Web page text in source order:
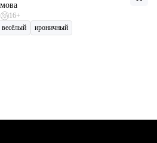
16+
весёлый ироничный